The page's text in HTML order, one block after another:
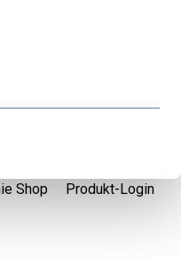
Shop Produkt-Login